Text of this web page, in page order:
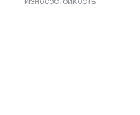
Износостойкость